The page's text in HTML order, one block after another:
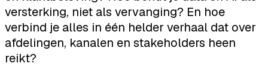
versterking, niet als vervanging? En hoe
verbind je alles in één helder verhaal dat over
afdelingen, kanalen en stakeholders heen
reikt?